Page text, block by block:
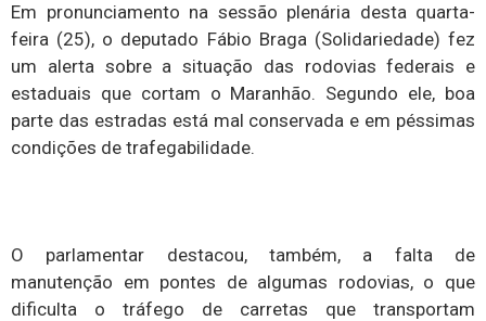
Em pronunciamento na sessão plenária desta quarta-
feira (25), o deputado Fábio Braga (Solidariedade) fez
um alerta sobre a situação das rodovias federais e
estaduais que cortam o Maranhão. Segundo ele, boa
parte das estradas está mal conservada e em péssimas
condições de trafegabilidade.
O parlamentar destacou, também, a falta de
manutenção em pontes de algumas rodovias, o que
dificulta o tráfego de carretas que transportam